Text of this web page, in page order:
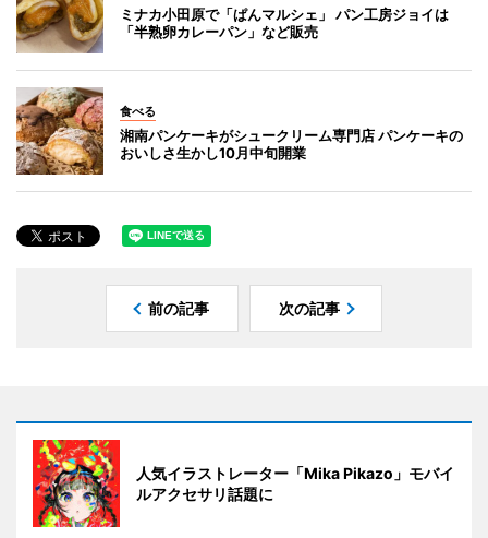
ミナカ小田原で「ぱんマルシェ」 パン工房ジョイは
「半熟卵カレーパン」など販売
食べる
湘南パンケーキがシュークリーム専門店 パンケーキの
おいしさ生かし10月中旬開業
前の記事 次の記事
人気イラストレーター「Mika Pikazo」モバイ
ルアクセサリ話題に